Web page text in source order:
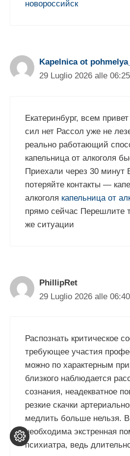
новороссийск
Kapelnica ot
29 Luglio 2026 alle 06:25
Екатеринбург, всем
сил нет Рассол уже не
реально работающий
капельница от алкоголя
Приехали через 30
потеряйте контакты —
алкоголя капельница от
прямо сейчас Перешлите
же ситуации
PhillipRet
29 Luglio 2026 alle 06:40
Распознать критическое
требующее участия
можно по характерным
близкого наблюдается
сознания, неадекватное
резкие скачки
медлить больше нельзя. В
необходима экстренная
психиатра, ведь